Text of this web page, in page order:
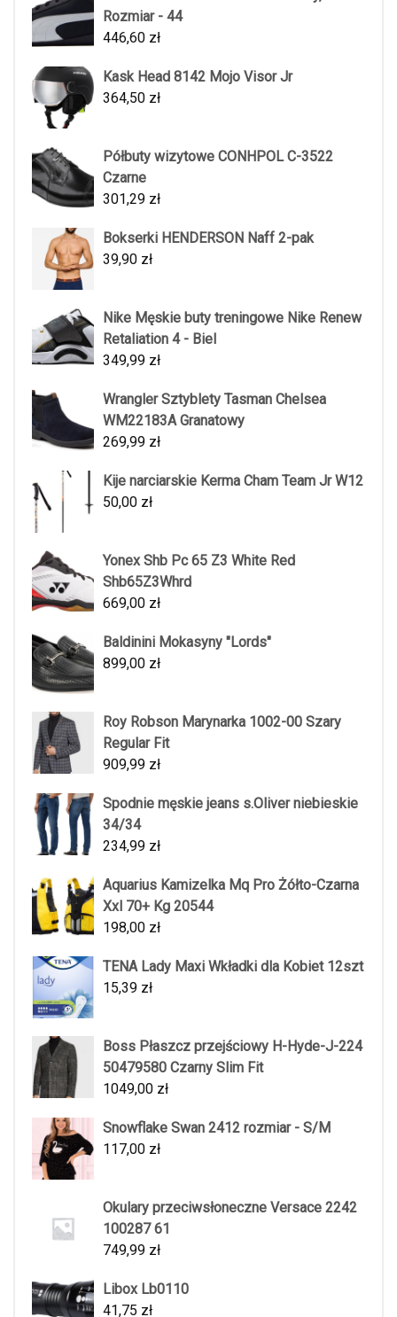
Rozmiar - 44
446,60 zł
Kask Head 8142 Mojo Visor Jr
364,50 zł
Półbuty wizytowe CONHPOL C-3522
Czarne
301,29 zł
Bokserki HENDERSON Naff 2-pak
39,90 zł
Nike Męskie buty treningowe Nike Renew
Retaliation 4 - Biel
349,99 zł
Wrangler Sztyblety Tasman Chelsea
WM22183A Granatowy
269,99 zł
Kije narciarskie Kerma Cham Team Jr W12
50,00 zł
Yonex Shb Pc 65 Z3 White Red
Shb65Z3Whrd
669,00 zł
Baldinini Mokasyny "Lords"
899,00 zł
Roy Robson Marynarka 1002-00 Szary
Regular Fit
909,99 zł
Spodnie męskie jeans s.Oliver niebieskie
34/34
234,99 zł
Aquarius Kamizelka Mq Pro Żółto-Czarna
Xxl 70+ Kg 20544
198,00 zł
TENA Lady Maxi Wkładki dla Kobiet 12szt
15,39 zł
Boss Płaszcz przejściowy H-Hyde-J-224
50479580 Czarny Slim Fit
1049,00 zł
Snowflake Swan 2412 rozmiar - S/M
117,00 zł
Okulary przeciwsłoneczne Versace 2242
100287 61
749,99 zł
Libox Lb0110
41,75 zł